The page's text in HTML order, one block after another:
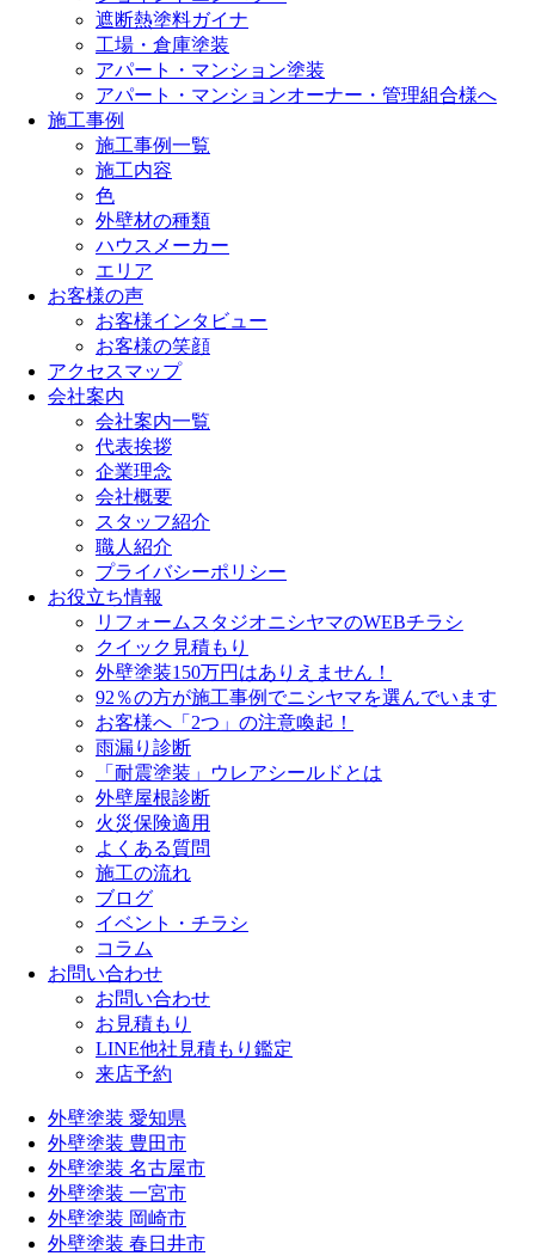
遮断熱塗料ガイナ
工場・倉庫塗装
アパート・マンション塗装
アパート・マンションオーナー・管理組合様へ
施工事例
施工事例一覧
施工内容
色
外壁材の種類
ハウスメーカー
エリア
お客様の声
お客様インタビュー
お客様の笑顔
アクセスマップ
会社案内
会社案内一覧
代表挨拶
企業理念
会社概要
スタッフ紹介
職人紹介
プライバシーポリシー
お役立ち情報
リフォームスタジオニシヤマのWEBチラシ
クイック見積もり
外壁塗装150万円はありえません！
92％の方が施工事例でニシヤマを選んでいます
お客様へ「2つ」の注意喚起！
雨漏り診断
「耐震塗装」ウレアシールドとは
外壁屋根診断
火災保険適用
よくある質問
施工の流れ
ブログ
イベント・チラシ
コラム
お問い合わせ
お問い合わせ
お見積もり
LINE他社見積もり鑑定
来店予約
外壁塗装 愛知県
外壁塗装 豊田市
外壁塗装 名古屋市
外壁塗装 一宮市
外壁塗装 岡崎市
外壁塗装 春日井市